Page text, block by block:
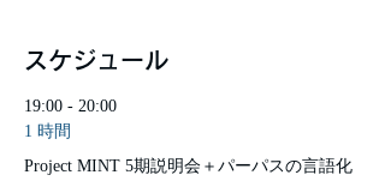
スケジュール
19:00 - 20:00
1 時間
Project MINT 5期説明会＋パーパスの言語化